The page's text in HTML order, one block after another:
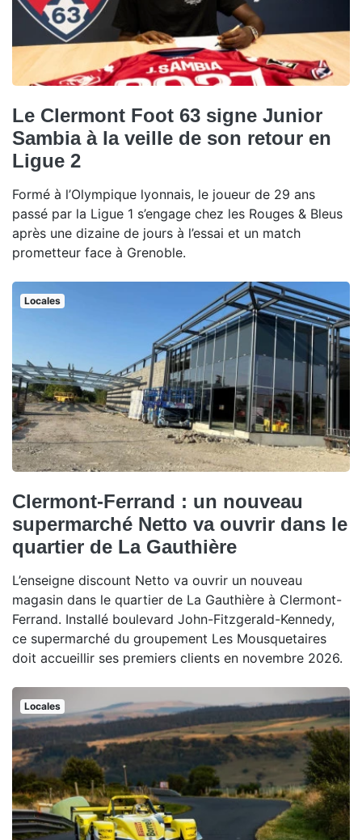
Le Clermont Foot 63 signe Junior
Sambia à la veille de son retour en
Ligue 2
Formé à l’Olympique lyonnais, le joueur de 29 ans
passé par la Ligue 1 s’engage chez les Rouges & Bleus
après une dizaine de jours à l’essai et un match
prometteur face à Grenoble.
Locales
Clermont-Ferrand : un nouveau
supermarché Netto va ouvrir dans le
quartier de La Gauthière
L’enseigne discount Netto va ouvrir un nouveau
magasin dans le quartier de La Gauthière à Clermont-
Ferrand. Installé boulevard John-Fitzgerald-Kennedy,
ce supermarché du groupement Les Mousquetaires
doit accueillir ses premiers clients en novembre 2026.
Locales